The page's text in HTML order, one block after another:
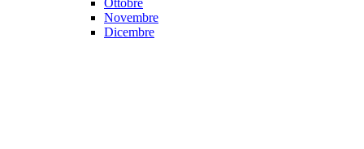
Ottobre
Novembre
Dicembre